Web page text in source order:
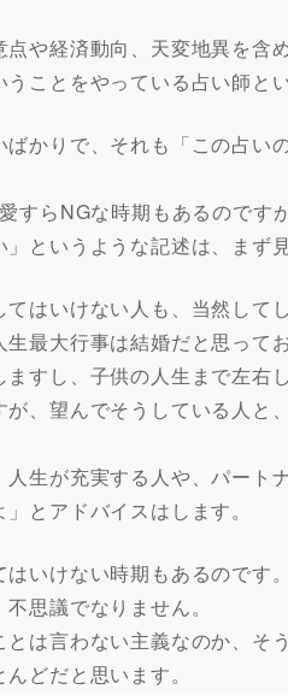
や経済動向、天変地異を含
ことをやっている占い師と
かりで、それも「この占い
すらNGな時期もあるのです
というような記述は、まず
はいけない人も、当然して
最大行事は結婚だと思ってお
すし、子供の人生まで左右
、望んでそうしている人と
生が充実する人や、パート
とアドバイスはします。
いけない時期もあるのです。
思議でなりません。
は言わない主義なのか、そ
どだと思います。